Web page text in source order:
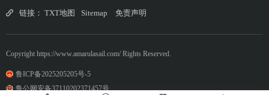
链接： TXT地图 Sitemap 免责声明
Copyright https://www.amarulasail.com/ Rights Reserved.
鲁ICP备2025205205号-5
鲁公网安备37110202371457号